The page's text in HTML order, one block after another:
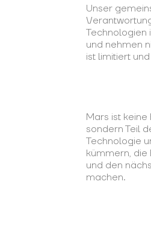
Unser
Technologien
und nehmen
ist limitiert
Mars ist
sondern Teil
Technologie
kümmern, die
und den
machen.